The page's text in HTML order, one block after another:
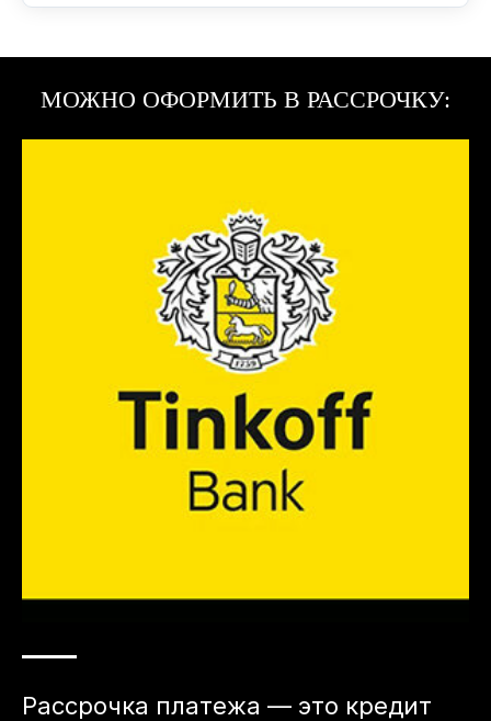
МОЖНО ОФОРМИТЬ В РАССРОЧКУ:
Рассрочка платежа — это кредит